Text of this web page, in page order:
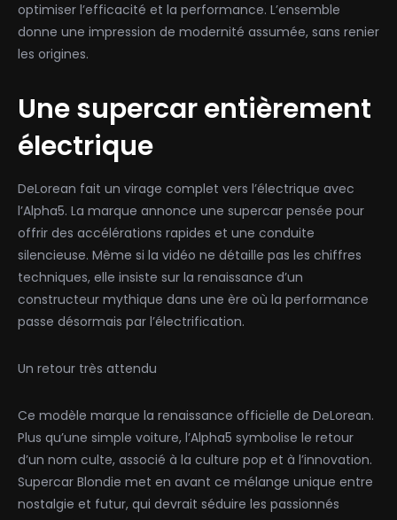
optimiser l’efficacité et la performance. L’ensemble
donne une impression de modernité assumée, sans renier
les origines.
Une supercar entièrement
électrique
DeLorean fait un virage complet vers l’électrique avec
l’Alpha5. La marque annonce une supercar pensée pour
offrir des accélérations rapides et une conduite
silencieuse. Même si la vidéo ne détaille pas les chiffres
techniques, elle insiste sur la renaissance d’un
constructeur mythique dans une ère où la performance
passe désormais par l’électrification.
Un retour très attendu
Ce modèle marque la renaissance officielle de DeLorean.
Plus qu’une simple voiture, l’Alpha5 symbolise le retour
d’un nom culte, associé à la culture pop et à l’innovation.
Supercar Blondie met en avant ce mélange unique entre
nostalgie et futur, qui devrait séduire les passionnés